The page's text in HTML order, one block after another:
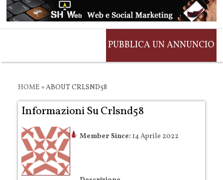
PUBBLICA UN ANNUNCIO
HOME »ABOUT CRLSND58
Informazioni Su Crlsnd58
Member Since: 14 Aprile 2022